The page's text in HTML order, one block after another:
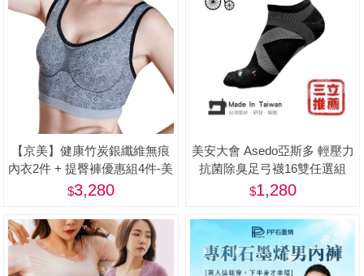
【京美】健康竹炭銀纖維無痕
內衣2件 + 提臀褲優惠組4件-美
3,280
美安大會 Asedo亞斯多 輕壓力
抗菌除臭足弓襪16雙任選組
(男女適用、One size)-美
1,280